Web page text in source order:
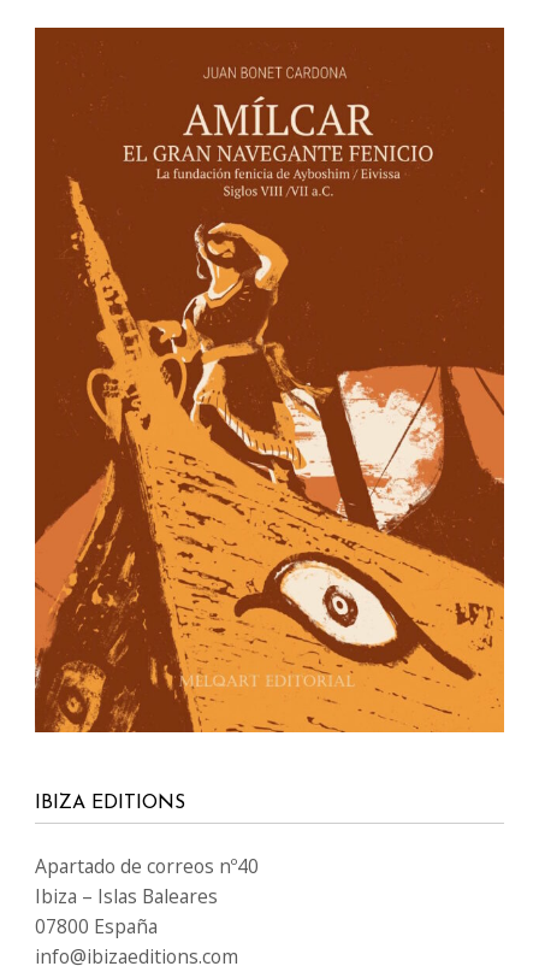
IBIZA EDITIONS
Apartado de correos nº40
Ibiza – Islas Baleares
07800 España
info@ibizaeditions.com